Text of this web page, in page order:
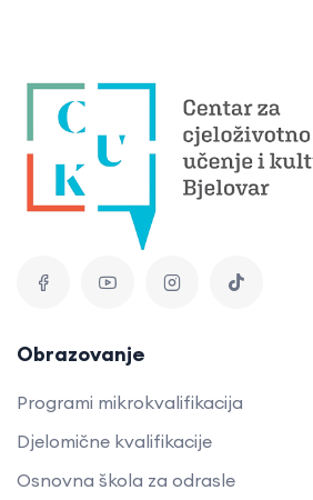
Obrazovanje
Programi mikrokvalifikacija
Djelomične kvalifikacije
Osnovna škola za odrasle